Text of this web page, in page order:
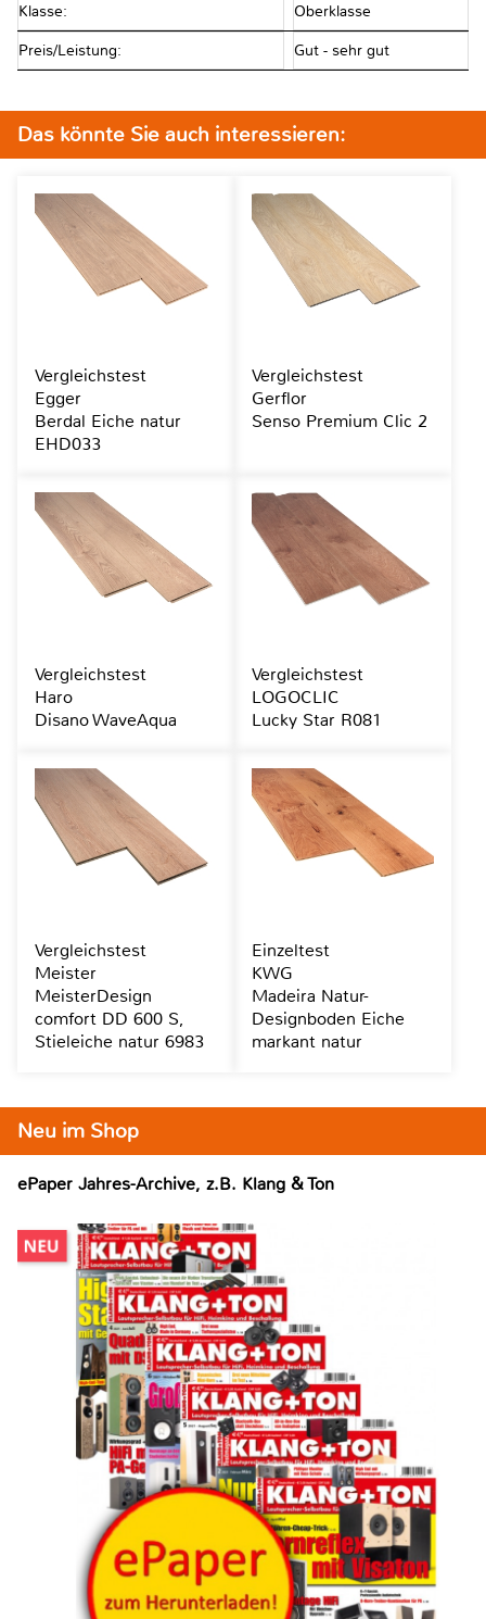
Klasse: Oberklasse
Preis/Leistung: Gut - sehr gut
Neu im Shop
ePaper Jahres-Archive, z.B. Klang & Ton
Das könnte Sie auch interessieren:
Vergleichstest
Egger
Berdal Eiche natur
EHD033
Vergleichstest
Gerflor
Senso Premium Clic 2
Vergleichstest
Haro
Disano WaveAqua
Vergleichstest
LOGOCLIC
Lucky Star R081
Vergleichstest
Meister
MeisterDesign
comfort DD 600 S,
Stieleiche natur 6983
Einzeltest
KWG
Madeira Natur-
Designboden Eiche
markant natur